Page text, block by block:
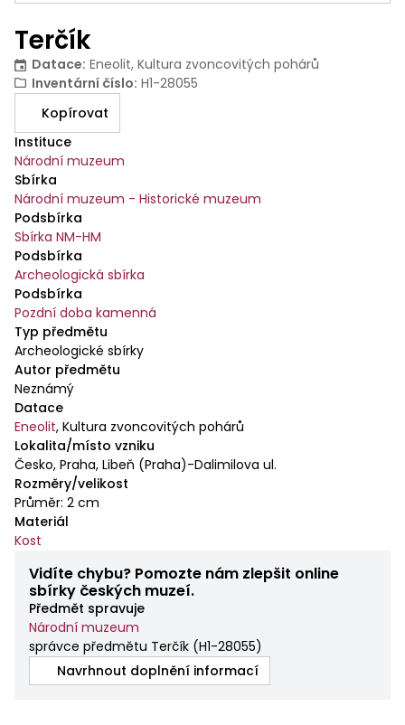
Terčík
Datace: Eneolit, Kultura zvoncovitých pohárů
Inventární číslo: H1-28055
Kopírovat
Instituce
Národní muzeum
Sbírka
Národní muzeum - Historické muzeum
Podsbírka
Sbírka NM-HM
Podsbírka
Archeologická sbírka
Podsbírka
Pozdní doba kamenná
Typ předmětu
Archeologické sbírky
Autor předmětu
Neznámý
Datace
Eneolit, Kultura zvoncovitých pohárů
Lokalita/místo vzniku
Česko, Praha, Libeň (Praha)-Dalimilova ul.
Rozměry/velikost
Průměr: 2 cm
Materiál
Kost
Vidíte chybu? Pomozte nám zlepšit online
sbírky českých muzeí.
Předmět spravuje
Národní muzeum
správce předmětu Terčík (H1-28055)
Navrhnout doplnění informací